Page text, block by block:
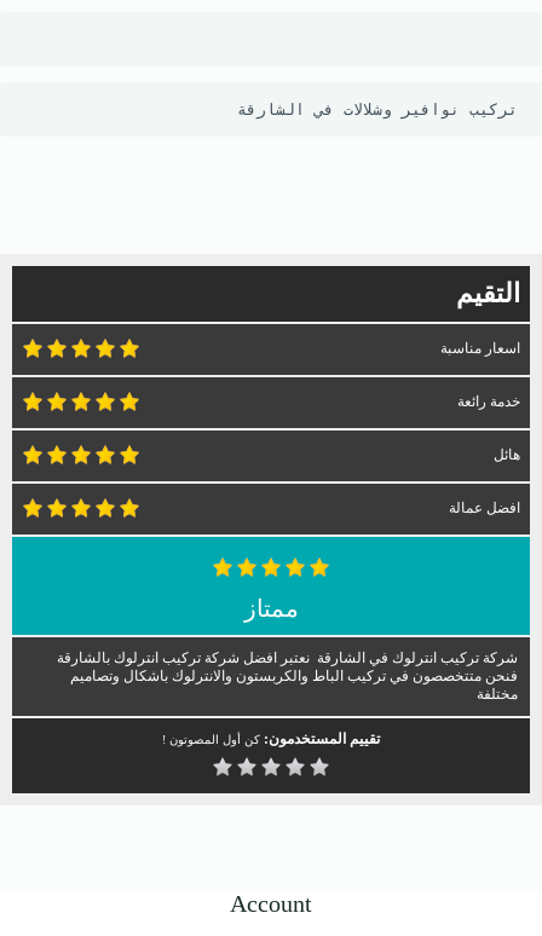
تركيب نوافير وشلالات في الشارقة
التقيم
اسعار مناسبة
خدمة رائعة
هائل
افضل عمالة
ممتاز
شركة تركيب انترلوك في الشارقة نعتبر افضل شركة تركيب انترلوك بالشارقة
فنحن متتخصصون في تركيب الباط والكربستون والانترلوك باشكال وتصاميم
مختلفة
تقييم المستخدمون: كن أول المصوتون !
Account